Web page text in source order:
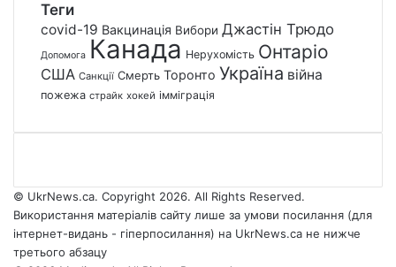
Теги
covid-19 Вакцинація Вибори Джастін Трюдо
Допомога Канада Нерухомість Онтаріо
США Санкції Смерть Торонто Україна війна
пожежа страйк хокей імміграція
© UkrNews.ca. Copyright 2026. All Rights Reserved.
Використання матеріалів сайту лише за умови посилання (для
інтернет-видань - гіперпосилання) на UkrNews.ca не нижче
третього абзацу